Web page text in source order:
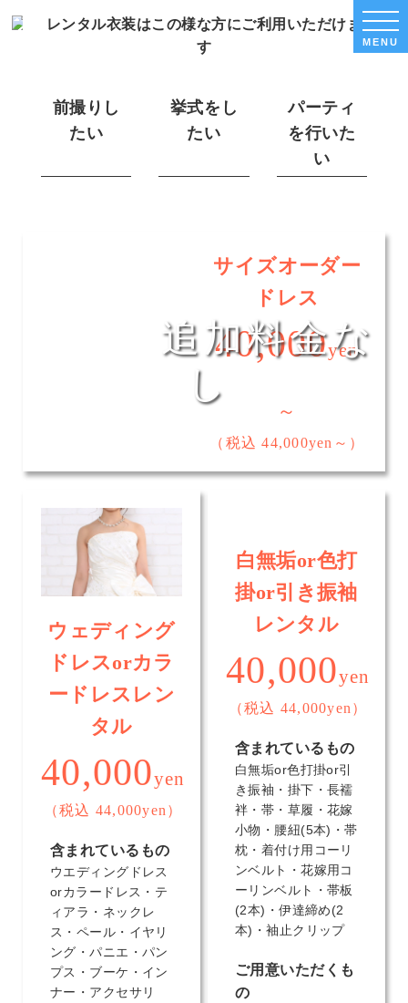
ウェディングセレクト！
レンタル衣装
MENU
ドレス・着物一律価格でレンタル
どれを選んでも
追加料金な
し
レンタル衣装はこの様な方にご利用いただけま
す
前撮りし
たい
挙式をし
たい
パーティ
を行いた
い
サイズオーダー
ドレス
40,000yen
～
（税込 44,000yen～）
ウェディング
ドレスorカラ
ードレスレン
タル
40,000yen
（税込 44,000yen）
含まれているもの
ウエディングドレス
orカラードレス・テ
ィアラ・ネックレ
ス・ペール・イヤリ
ング・パニエ・パン
プス・ブーケ・イン
ナー・アクセサリ
白無垢or色打
掛or引き振袖
レンタル
40,000yen
（税込 44,000yen）
含まれているもの
白無垢or色打掛or引
き振袖・掛下・長襦
袢・帯・草履・花嫁
小物・腰紐(5本)・帯
枕・着付け用コーリ
ンベルト・花嫁用コ
ーリンベルト・帯板
(2本)・伊達締め(2
本)・袖止クリップ
ご用意いただくも
の